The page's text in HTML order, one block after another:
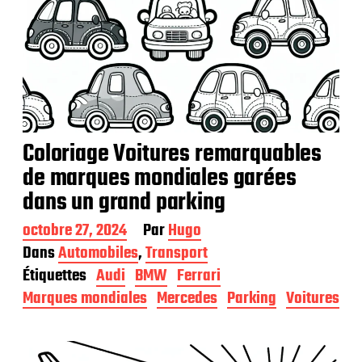
Coloriage Voitures remarquables
de marques mondiales garées
dans un grand parking
D
a
t
e
d
e
octobre 27, 2024 ParHugo
DansAutomobiles,Transport
Étiquettes Audi BMW Ferrari
Marques mondiales Mercedes Parking Voitures